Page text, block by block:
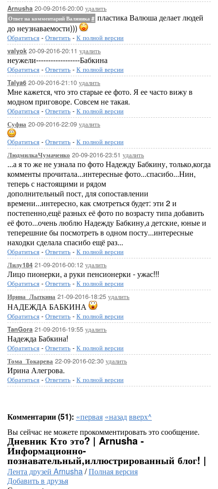
Arnusha 20-09-2016-20:00 удалить
Ответ на комментарий Валяника # пластика Валюша делает людей
до неузнаваемости)))
Обратиться - Ответить - К полной версии
valyok 20-09-2016-20:11 удалить
неужели------------------Бабкина
Обратиться - Ответить - К полной версии
Talya6 20-09-2016-21:10 удалить
Мне кажется, что это старые ее фото. Я ее часто вижу в
модном приговоре. Совсем не такая.
Обратиться - Ответить - К полной версии
Суфиа 20-09-2016-22:09 удалить
Обратиться - Ответить - К полной версии
ЛюдмилкаЧумаченко 20-09-2016-23:51 удалить
...а я то же не узнала по фото Надежду Бабкину, только,когда
комменты прочитала...интересные фото...спасибо...Нин,
теперь с настоящими и рядом
дополнительный пост, для сопоставлении
времени...интересно, как смотреться будет: эти 2 и
постепенно,ещё разных её фото по возрасту типа добавить
её фото...очень люблю Надежду Бабкину,а детские, юные и
теперешние бы посмотреть в одном посту...интересные
находки сделала спасибо ещё раз...
Обратиться - Ответить - К полной версии
Лилу184 21-09-2016-00:12 удалить
Лицо пионерки, а руки пенсионерки - ужас!!!
Обратиться - Ответить - К полной версии
Ирина_Лыткина 21-09-2016-18:25 удалить
НАДЕЖДА БАБКИНА
Обратиться - Ответить - К полной версии
TanGora 21-09-2016-19:55 удалить
Надежда Бабкина!
Обратиться - Ответить - К полной версии
Тома_Токарева 22-09-2016-02:30 удалить
Ирина Алегрова.
Обратиться - Ответить - К полной версии
Комментарии (51): «первая «назадвверх^
Вы сейчас не можете прокомментировать это сообщение.
Дневник Кто это? | Arnusha -
Информационно-
познавательный,иллюстрированный блог! |
Лента друзей Arnusha/Полная версия
Добавить в друзья